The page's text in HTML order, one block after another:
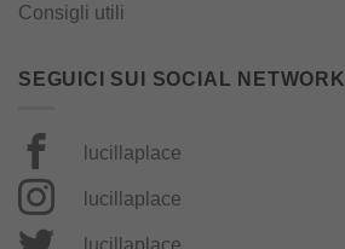
Consigli utili
SEGUICI SUI SOCIAL NETWORK
lucillaplace
lucillaplace
lucillaplace